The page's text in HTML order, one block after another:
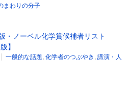
まわりの分子
・ノーベル化学賞候補者リスト
】
一般的な話題 化学者のつぶやき 講演・人